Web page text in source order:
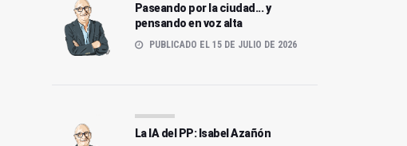
Paseando por la ciudad... y
pensando en voz alta
PUBLICADO EL 15 DE JULIO DE 2026
La IA del PP: Isabel Azañón